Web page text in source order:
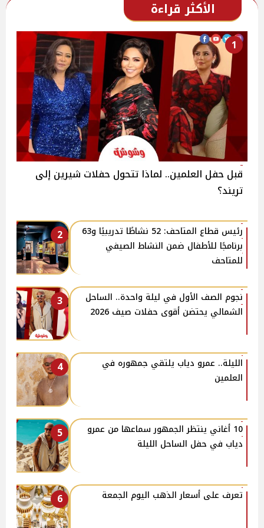
الأكثر قراءة
1
قبل حفل العلمين.. لماذا تتحول حفلات شيرين إلى
تريند؟
2
رئيس قطاع المتاحف: 52 نشاطًا تدريبيًا و63
برنامجًا للأطفال ضمن النشاط الصيفي
للمتاحف
3
نجوم الصف الأول في ليلة واحدة.. الساحل
الشمالي يحتضن أقوى حفلات صيف 2026
4
الليلة.. عمرو دياب يلتقي جمهوره في
العلمين
5
10 أغاني ينتظر الجمهور سماعها من عمرو
دياب في حفل الساحل الليلة
6 تعرف على أسعار الذهب اليوم الجمعة